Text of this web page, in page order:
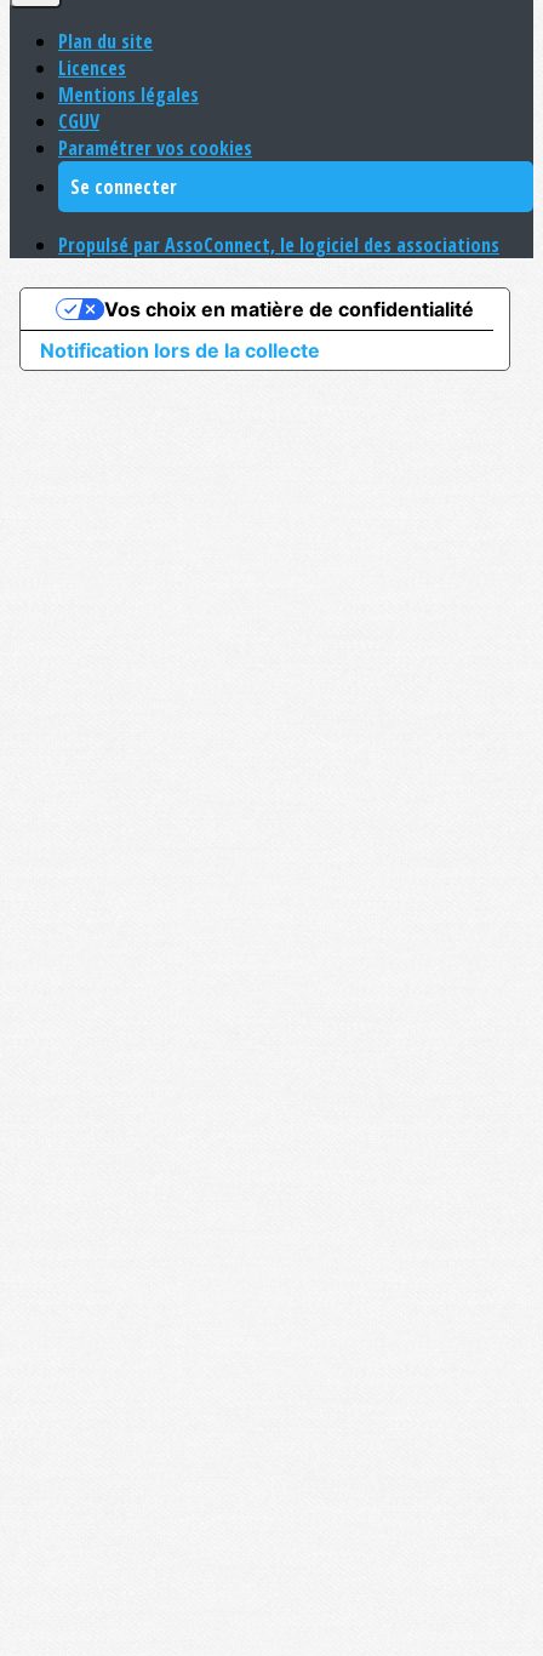
Plan du site
Licences
Mentions légales
CGUV
Paramétrer vos cookies
Se connecter
Propulsé par AssoConnect, le logiciel des associations
Notification lors de la collecte
Vos choix en matière de confidentialité